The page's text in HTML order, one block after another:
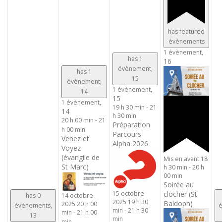
has 0
évènements,
13
has 1
évènement,
14
1 évènement,
14
20 h 00 min -21
h 00 min
Venez et
Voyez
(évangile de
St Marc)
14 octobre
2025 20 h 00
min -21 h 00
has 1
évènement,
15
1 évènement,
15
19 h 30 min -21
h 30 min
Préparation
Parcours
Alpha 2026
15 octobre
2025 19 h 30
min -21 h 30
min
has featured
évènements
1 évènement,
16
Mis en avant 18
h 30 min -20 h
00 min
Soirée au
clocher (St
Baldoph)